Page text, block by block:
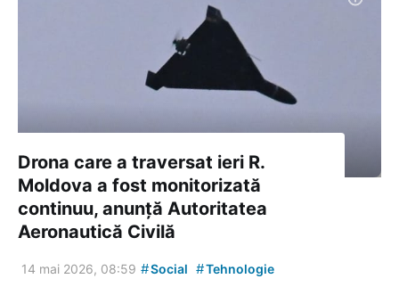
Drona care a traversat ieri R.
Moldova a fost monitorizată
continuu, anunță Autoritatea
Aeronautică Civilă
14 mai 2026, 08:59 #Social #Tehnologie